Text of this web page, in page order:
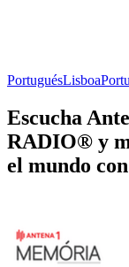
PortuguésLisboa
Escucha
RADIO® y
el mundo